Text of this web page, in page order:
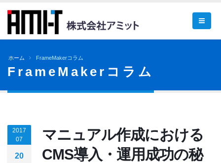
ホーム FrameMakerコラム
FrameMakerコラム
2017
07
20
マニュアル作成における
CMS導入・運用成功の秘